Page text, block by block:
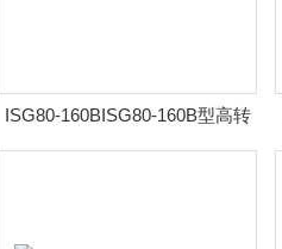
ISG80-160BISG80-160B型高转
速立式管道泵 管道多级泵